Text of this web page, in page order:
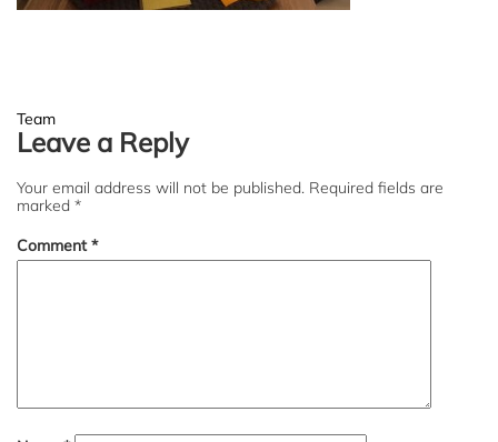
Post
navigation
Team
Leave a Reply
Your email address will not be published. Required fields are
marked *
Comment*